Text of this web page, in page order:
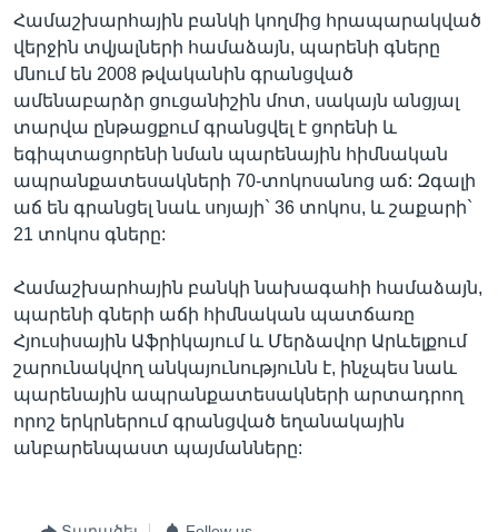
Համաշխարհային բանկի կողմից հրապարակված
վերջին տվյալների համաձայն, պարենի գները
մնում են 2008 թվականին գրանցված
ամենաբարձր ցուցանիշին մոտ, սակայն անցյալ
տարվա ընթացքում գրանցվել է ցորենի և
եգիպտացորենի նման պարենային հիմնական
ապրանքատեսակների 70-տոկոսանոց աճ: Զգալի
աճ են գրանցել նաև սոյայի` 36 տոկոս, և շաքարի`
21 տոկոս գները:
Համաշխարհային բանկի նախագահի համաձայն,
պարենի գների աճի հիմնական պատճառը
Հյուսիսային Աֆրիկայում և Մերձավոր Արևելքում
շարունակվող անկայունությունն է, ինչպես նաև
պարենային ապրանքատեսակների արտադրող
որոշ երկրներում գրանցված եղանակային
անբարենպաստ պայմանները: